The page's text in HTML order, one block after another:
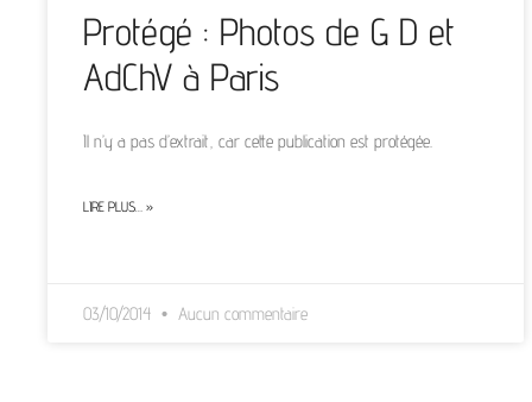
Protégé : Photos de G D et
AdChV à Paris
Il n’y a pas d’extrait, car cette publication est protégée.
LIRE PLUS… »
03/10/2014 Aucun commentaire